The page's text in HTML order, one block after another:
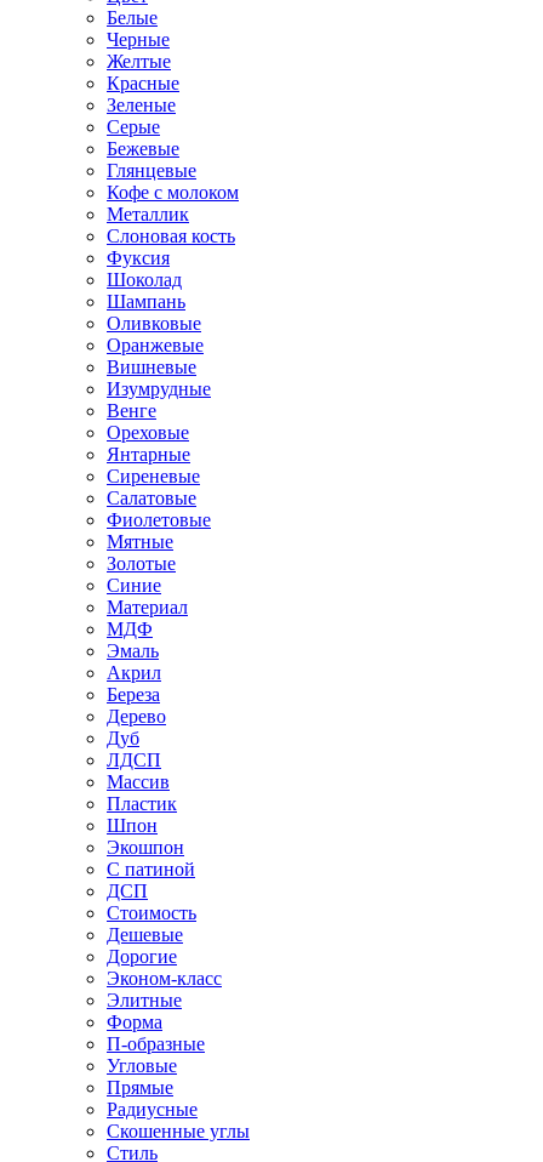
Белые
Черные
Желтые
Красные
Зеленые
Серые
Бежевые
Глянцевые
Кофе с молоком
Металлик
Слоновая кость
Фуксия
Шоколад
Шампань
Оливковые
Оранжевые
Вишневые
Изумрудные
Венге
Ореховые
Янтарные
Сиреневые
Салатовые
Фиолетовые
Мятные
Золотые
Синие
Материал
МДФ
Эмаль
Акрил
Береза
Дерево
Дуб
ЛДСП
Массив
Пластик
Шпон
Экошпон
С патиной
ДСП
Стоимость
Дешевые
Дорогие
Эконом-класс
Элитные
Форма
П-образные
Угловые
Прямые
Радиусные
Скошенные углы
Стиль